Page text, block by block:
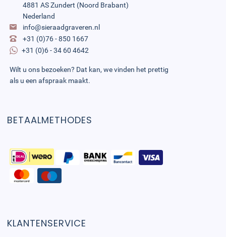
4881 AS Zundert (Noord Brabant)
Nederland
info@sieraadgraveren.nl
+31 (0)76 - 850 1667
+31 (0)6 - 34 60 4642
Wilt u ons bezoeken? Dat kan, we vinden het prettig
als u een afspraak maakt.
BETAALMETHODES
KLANTENSERVICE